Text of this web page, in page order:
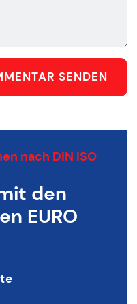
SENDEN
nach DIN ISO
den
EURO